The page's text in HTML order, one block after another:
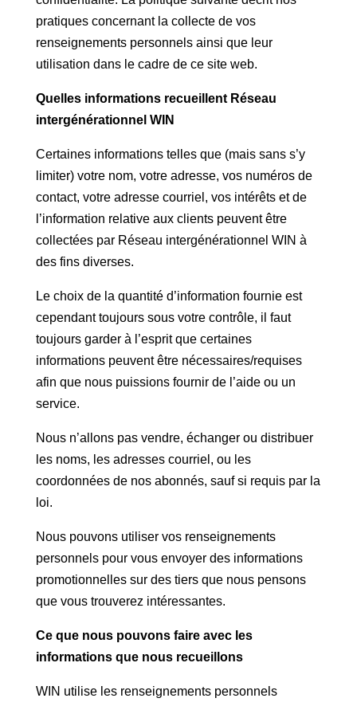
pratiques concernant la collecte de vos
renseignements personnels ainsi que leur
utilisation dans le cadre de ce site web.
Quelles informations recueillent Réseau
intergénérationnel WIN
Certaines informations telles que (mais sans s’y
limiter) votre nom, votre adresse, vos numéros de
contact, votre adresse courriel, vos intérêts et de
l’information relative aux clients peuvent être
collectées par Réseau intergénérationnel WIN à
des fins diverses.
Le choix de la quantité d’information fournie est
cependant toujours sous votre contrôle, il faut
toujours garder à l’esprit que certaines
informations peuvent être nécessaires/requises
afin que nous puissions fournir de l’aide ou un
service.
Nous n’allons pas vendre, échanger ou distribuer
les noms, les adresses courriel, ou les
coordonnées de nos abonnés, sauf si requis par la
loi.
Nous pouvons utiliser vos renseignements
personnels pour vous envoyer des informations
promotionnelles sur des tiers que nous pensons
que vous trouverez intéressantes.
Ce que nous pouvons faire avec les
informations que nous recueillons
WIN utilise les renseignements personnels